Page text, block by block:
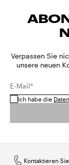
Verpassen Sie
unsere neuen
E-Mail*
Ich habe die
Kontaktieren